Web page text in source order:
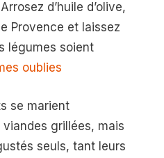
d’huile d’olive,
Provence et laissez
légumes soient
oublies
se marient
grillées, mais
seuls, tant leurs